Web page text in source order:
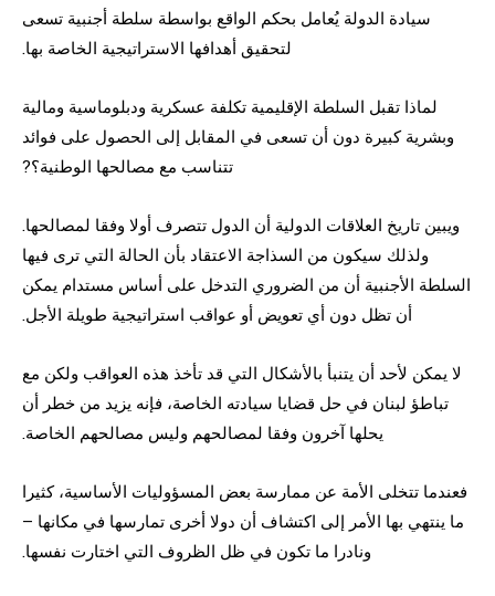
سيادة الدولة يُعامل بحكم الواقع بواسطة سلطة أجنبية تسعى
لتحقيق أهدافها الاستراتيجية الخاصة بها.
لماذا تقبل السلطة الإقليمية تكلفة عسكرية ودبلوماسية ومالية
وبشرية كبيرة دون أن تسعى في المقابل إلى الحصول على فوائد
تتناسب مع مصالحها الوطنية؟?
ويبين تاريخ العلاقات الدولية أن الدول تتصرف أولا وفقا لمصالحها.
ولذلك سيكون من السذاجة الاعتقاد بأن الحالة التي ترى فيها
السلطة الأجنبية أن من الضروري التدخل على أساس مستدام يمكن
أن تظل دون أي تعويض أو عواقب استراتيجية طويلة الأجل.
لا يمكن لأحد أن يتنبأ بالأشكال التي قد تأخذ هذه العواقب ولكن مع
تباطؤ لبنان في حل قضايا سيادته الخاصة، فإنه يزيد من خطر أن
يحلها آخرون وفقا لمصالحهم وليس مصالحهم الخاصة.
فعندما تتخلى الأمة عن ممارسة بعض المسؤوليات الأساسية، كثيرا
ما ينتهي بها الأمر إلى اكتشاف أن دولا أخرى تمارسها في مكانها –
ونادرا ما تكون في ظل الظروف التي اختارت نفسها.